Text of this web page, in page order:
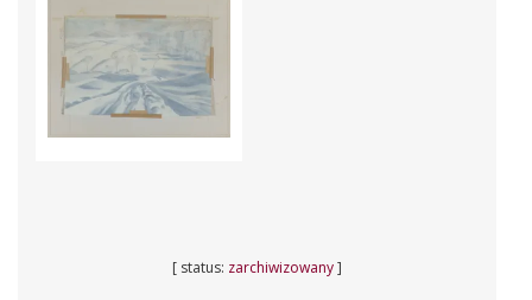
[ status: zarchiwizowany]